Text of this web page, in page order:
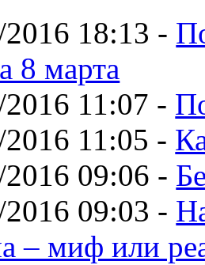
18:13 -
8 марта
11:07 -
11:05 -
09:06 -
09:03 -
– миф или